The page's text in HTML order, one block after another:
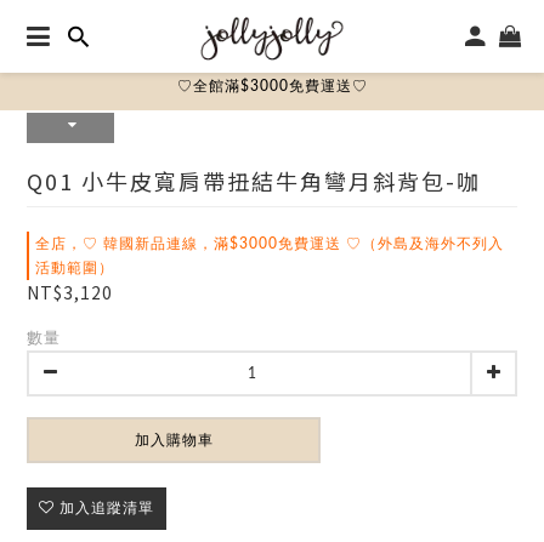
♡全館滿$3000免費運送♡
Q01 小牛皮寬肩帶扭結牛角彎月斜背包-咖
全店，♡ 韓國新品連線，滿$3000免費運送 ♡（外島及海外不列入
活動範圍）
NT$3,120
數量
加入購物車
加入追蹤清單